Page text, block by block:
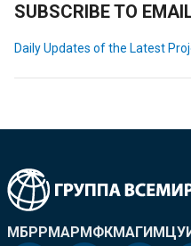
SUBSCRIBE TO
Daily Updates of the Latest
МБРРМАРМФКМАГИ